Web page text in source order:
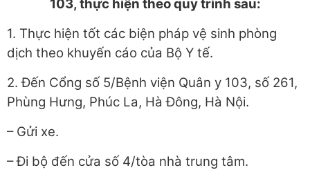
103, thực hiện theo quy trình sau:
1. Thực hiện tốt các biện pháp vệ sinh phòng
dịch theo khuyến cáo của Bộ Y tế.
2. Đến Cổng số 5/Bệnh viện Quân y 103, số 261,
Phùng Hưng, Phúc La, Hà Đông, Hà Nội.
– Gửi xe.
– Đi bộ đến cửa số 4/tòa nhà trung tâm.